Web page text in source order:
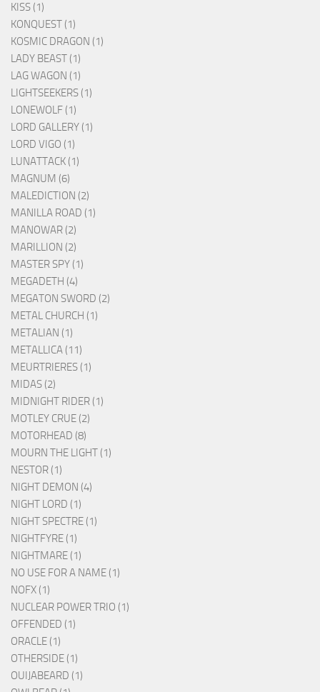
KISS (1)
KONQUEST (1)
KOSMIC DRAGON (1)
LADY BEAST (1)
LAG WAGON (1)
LIGHTSEEKERS (1)
LONEWOLF (1)
LORD GALLERY (1)
LORD VIGO (1)
LUNATTACK (1)
MAGNUM (6)
MALEDICTION (2)
MANILLA ROAD (1)
MANOWAR (2)
MARILLION (2)
MASTER SPY (1)
MEGADETH (4)
MEGATON SWORD (2)
METAL CHURCH (1)
METALIAN (1)
METALLICA (11)
MEURTRIERES (1)
MIDAS (2)
MIDNIGHT RIDER (1)
MOTLEY CRUE (2)
MOTORHEAD (8)
MOURN THE LIGHT (1)
NESTOR (1)
NIGHT DEMON (4)
NIGHT LORD (1)
NIGHT SPECTRE (1)
NIGHTFYRE (1)
NIGHTMARE (1)
NO USE FOR A NAME (1)
NOFX (1)
NUCLEAR POWER TRIO (1)
OFFENDED (1)
ORACLE (1)
OTHERSIDE (1)
OUIJABEARD (1)